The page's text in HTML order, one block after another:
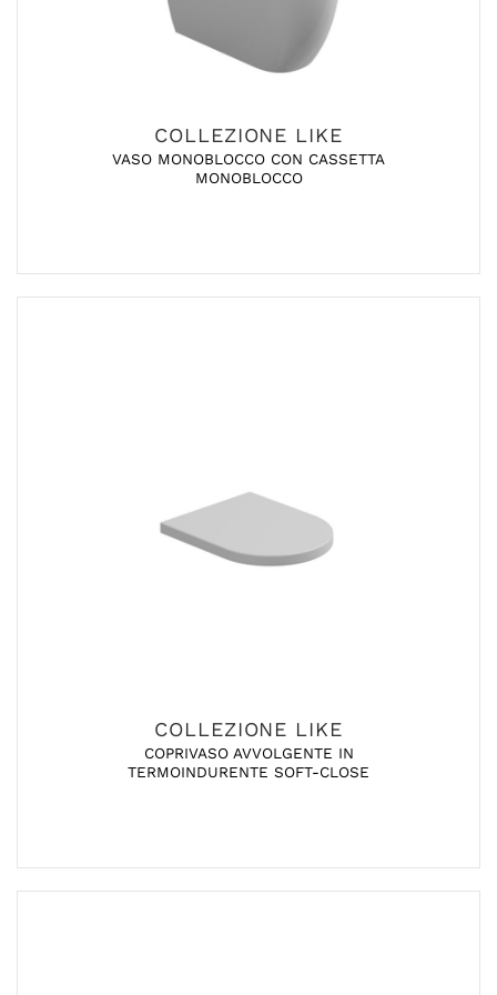
COLLEZIONE LIKE
VASO MONOBLOCCO CON CASSETTA
MONOBLOCCO
COLLEZIONE LIKE
COPRIVASO AVVOLGENTE IN
TERMOINDURENTE SOFT-CLOSE